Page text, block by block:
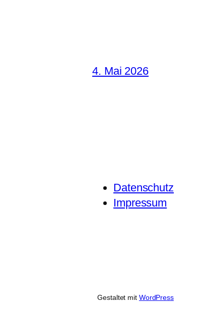
4. Mai 2026
Datenschutz
Impressum
Gestaltet mit WordPress